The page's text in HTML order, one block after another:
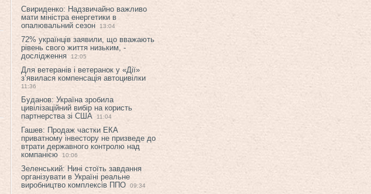
Свириденко: Надзвичайно важливо
мати міністра енергетики в
опалювальний сезон
13:04
72% українців заявили, що вважають
рівень свого життя низьким, -
дослідження
12:05
Для ветеранів і ветеранок у «Дії»
з’явилася компенсація автоцивілки
11:36
Буданов: Україна зробила
цивілізаційний вибір на користь
партнерства зі США
11:04
Гашев: Продаж частки ЕКА
приватному інвестору не призведе до
втрати державного контролю над
компанією
10:06
Зеленський: Нині стоїть завдання
організувати в Україні реальне
виробництво комплексів ППО
09:34